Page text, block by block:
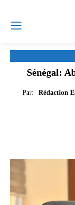
Sénégal:
Par: Rédaction